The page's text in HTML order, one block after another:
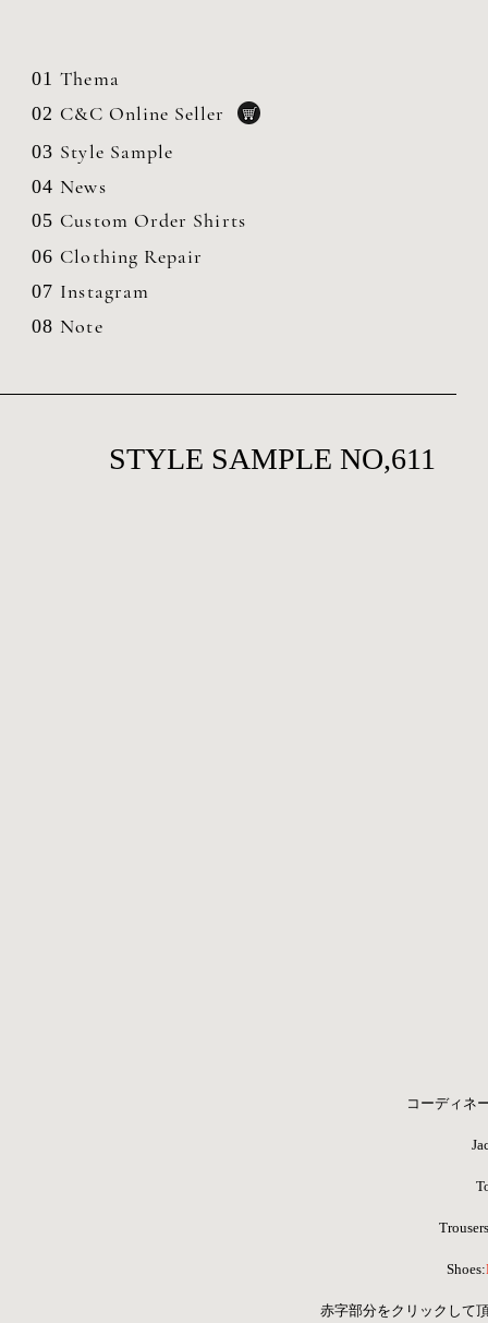
01 Thema
02 C&C Online Seller
03 Style Sample
04 News
05 Custom Order Shirts
06 Clothing Repair
07 Instagram
08 Note
STYLE SAMPLE NO,611
コーディネ
Shoes:
赤字部分をクリックして